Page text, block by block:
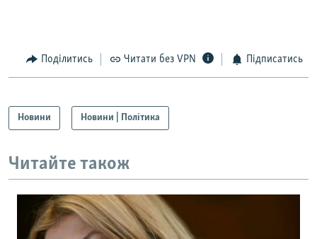
Поділитись Читати без VPN Підписатись
Новини Новини | Політика
Читайте також